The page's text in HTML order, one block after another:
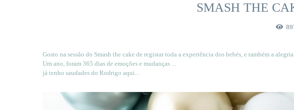
SMASH THE
Gosto na sessão do Smash the cake de registar toda a experiência dos bebés, e também a
Um ano, foram 365 dias de emoções e mudanças ...
já tenho saudades do Rodrigo aqui...